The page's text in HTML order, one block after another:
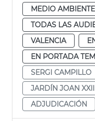
MEDIO AMBIENTE
TODAS LAS
VALENCIA
EN PORTADA
SERGI CAMPILLO
JARDÍN JOAN
ADJUDICACIÓN